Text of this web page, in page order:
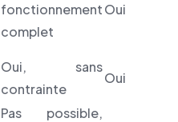
fonctionnement
complet
Oui
Oui, sans
contrainte
Oui
Pas possible,